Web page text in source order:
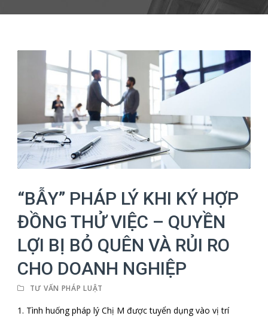
“BẪY” PHÁP LÝ KHI KÝ HỢP
ĐỒNG THỬ VIỆC – QUYỀN
LỢI BỊ BỎ QUÊN VÀ RỦI RO
CHO DOANH NGHIỆP
TƯ VẤN PHÁP LUẬT
1. Tình huống pháp lý Chị M được tuyển dụng vào vị trí